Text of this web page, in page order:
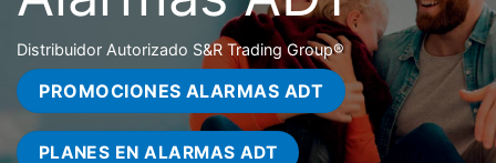
Distribuidor Autorizado S&R Trading Group®
PROMOCIONES ALARMAS ADT
PLANES EN ALARMAS ADT